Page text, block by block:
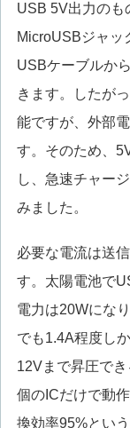
USB 5V出力のも
MicroUSBジャッ
USBケーブルか
きます。したが
能ですが、外部
す。そのため、
し、急速チャー
みました。
必要な電流は送
す。太陽電池で
電力は20Wにな
でも1.4A程度し
12Vまで昇圧で
個のICだけで動
換効率95%とい